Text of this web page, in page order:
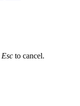
Esc to cancel.